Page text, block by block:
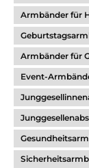
Armbänder für
Armbänder für
Event-